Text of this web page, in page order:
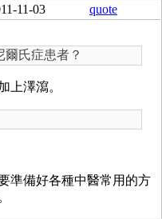
11-03 quote
氏症患者？
上澤瀉。
準備好各種中醫常用的方